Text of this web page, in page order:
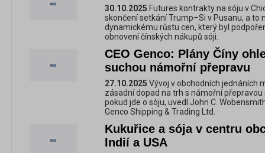
30.10.2025 Futures kontrakty na sóju v
skončení setkání Trump–Si v Pusanu, a to
dynamickému růstu cen, který byl
obnovení čínských nákupů sóji.
CEO Genco: Plány Číny
suchou námořní přepravu
27.10.2025 Vývoj v obchodních jednáních
zásadní dopad na trh s námořní
pokud jde o sóju, uvedl John C.
Genco Shipping & Trading Ltd.
Kukuřice a sója v centru
Indií a USA